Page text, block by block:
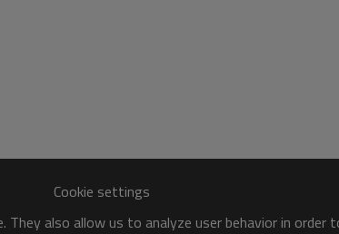
Cookie settings
They also allow us to analyze user behavior in